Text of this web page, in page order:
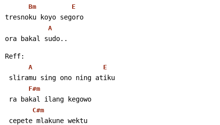
Bm E
tresnoku koyo segoro
A
ora bakal sudo..
Reff:
A E
sliramu sing ono ning atiku
F#m
ra bakal ilang kegowo
C#m
cepete mlakune wektu